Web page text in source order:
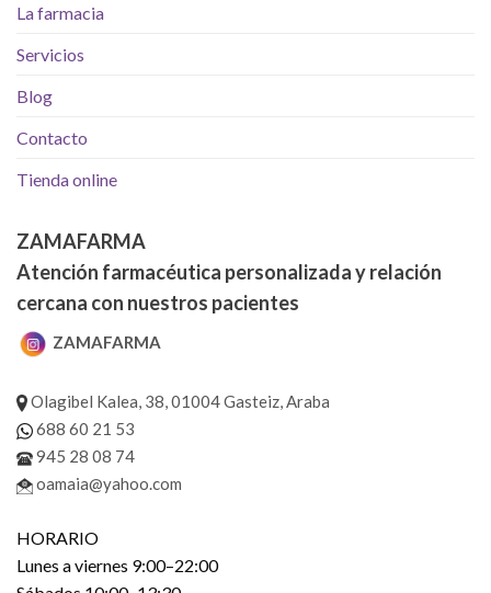
La farmacia
Servicios
Blog
Contacto
Tienda online
ZAMAFARMA
Atención farmacéutica personalizada y relación
cercana con nuestros pacientes
ZAMAFARMA
Olagibel Kalea, 38, 01004 Gasteiz, Araba
688 60 21 53
945 28 08 74
oamaia@yahoo.com
HORARIO
Lunes a viernes 9:00–22:00